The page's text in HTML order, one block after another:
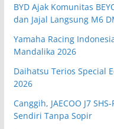
BYD Ajak Komunitas
dan Jajal Langsung M6
Yamaha Racing
Mandalika 2026
Daihatsu Terios Special
2026
Canggih, JAECOO J7
Sendiri Tanpa Sopir